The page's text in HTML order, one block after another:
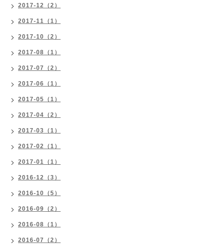
2017-12（2）
2017-11（1）
2017-10（2）
2017-08（1）
2017-07（2）
2017-06（1）
2017-05（1）
2017-04（2）
2017-03（1）
2017-02（1）
2017-01（1）
2016-12（3）
2016-10（5）
2016-09（2）
2016-08（1）
2016-07（2）